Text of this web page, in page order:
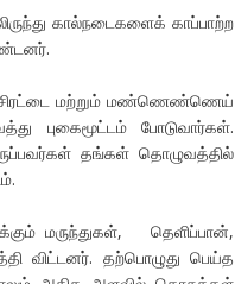
கால்நடைகளைக் காப்பாற்ற
சிரட்டை மற்றும் மண்ணெண்ணெய்
புகைமூட்டம் போடுவார்கள்.
தங்கள் தொழுவத்தில்
மருந்துகள், தெளிப்பான்,
விட்டனர். தற்பொழுது பெய்த